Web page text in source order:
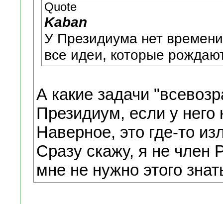
Quote
Kaban
У Президиума нет
все идеи, которые
А какие задачи
Президиум, если у него
Наверное, это где-то
Сразу скажу, я не член
мне не нужно этого